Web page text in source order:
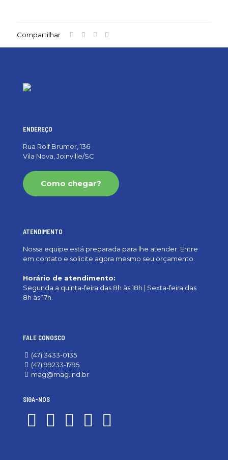
Compartilhar
ENDEREÇO
Rua Rolf Brumer, 136
Vila Nova, Joinville/SC
Como chegar?
ATENDIMENTO
Nossa equipe está preparada para lhe atender. Entre
em contato e solicite agora mesmo seu orçamento.
Horário de atendimento:
Segunda a quinta-feira das 8h às 18h | Sexta-feira das
8h às 17h.
FALE CONOSCO
(47) 3433-0135
(47) 99233-1795
mag@mag.ind.br
SIGA-NOS